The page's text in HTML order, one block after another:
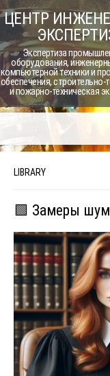
Skip
to
content
ЦЕНТР
Экспертиза
оборудования,
компьютерной техники и
обеспечения, строительно-
и пожарно-техническая
LIBRARY
🟩 Замеры